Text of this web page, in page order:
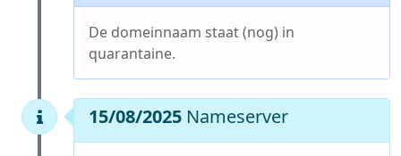
De domeinnaam staat (nog) in
quarantaine.
15/08/2025 Nameserver